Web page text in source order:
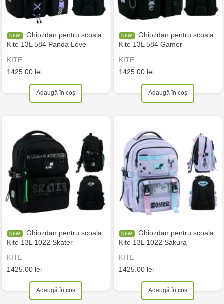
Ghiozdan pentru scoala
Kite 13L 584 Panda Love
KITE
1425.00 lei
Adaugă în coș
Ghiozdan pentru scoala
Kite 13L 584 Gamer
KITE
1425.00 lei
Adaugă în coș
Ghiozdan pentru scoala
Kite 13L 1022 Skater
KITE
1425.00 lei
Adaugă în coș
Ghiozdan pentru scoala
Kite 13L 1022 Sakura
KITE
1425.00 lei
Adaugă în coș